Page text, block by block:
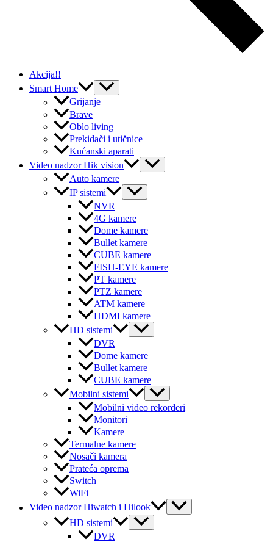
Akcija!!
Smart Home
Menu
Toggle
Grijanje
Brave
Oblo living
Prekidači i utičnice
Kućanski aparati
Video nadzor Hik vision
Menu
Toggle
Auto kamere
IP sistemi
Menu
Toggle
NVR
4G kamere
Dome kamere
Bullet kamere
CUBE kamere
FISH-EYE kamere
PT kamere
PTZ kamere
ATM kamere
HDMI kamere
HD sistemi
Menu
Toggle
DVR
Dome kamere
Bullet kamere
CUBE kamere
Mobilni sistemi
Menu
Toggle
Mobilni video rekorderi
Monitori
Kamere
Termalne kamere
Nosači kamera
Prateća oprema
Switch
WiFi
Video nadzor Hiwatch i Hilook
Menu
Toggle
HD sistemi
Menu
Toggle
DVR